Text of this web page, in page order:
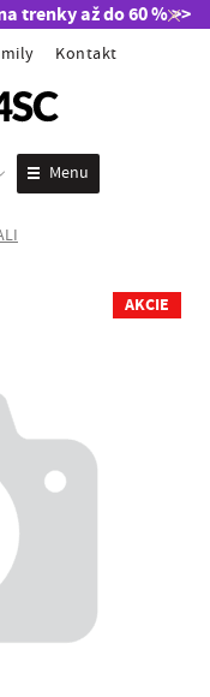
trenky až do 60 % >>
Kontakt
Menu
AKCIE